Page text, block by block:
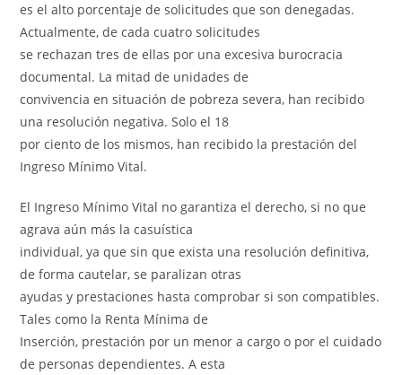
es el alto porcentaje de solicitudes que son denegadas.
Actualmente, de cada cuatro solicitudes
se rechazan tres de ellas por una excesiva burocracia
documental. La mitad de unidades de
convivencia en situación de pobreza severa, han recibido
una resolución negativa. Solo el 18
por ciento de los mismos, han recibido la prestación del
Ingreso Mínimo Vital.
El Ingreso Mínimo Vital no garantiza el derecho, si no que
agrava aún más la casuística
individual, ya que sin que exista una resolución definitiva,
de forma cautelar, se paralizan otras
ayudas y prestaciones hasta comprobar si son compatibles.
Tales como la Renta Mínima de
Inserción, prestación por un menor a cargo o por el cuidado
de personas dependientes. A esta